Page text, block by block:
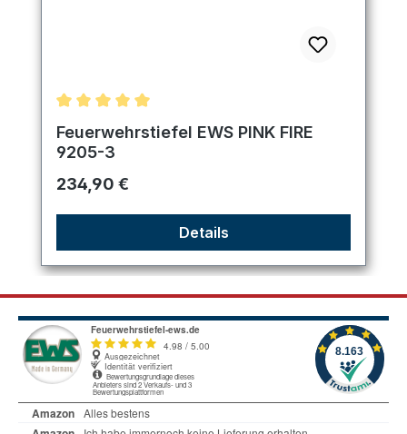
Durchschnittliche Bewertung von 5 von 5 Sternen
Feuerwehrstiefel EWS PINK FIRE
9205-3
Regulärer Preis:
234,90 €
Details